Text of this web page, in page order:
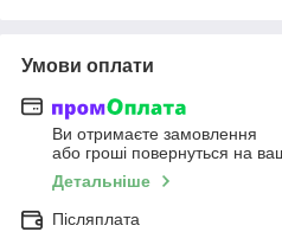
Умови оплати
Ви отримаєте замовлення
або гроші повернуться на
Детальніше
Післяплата